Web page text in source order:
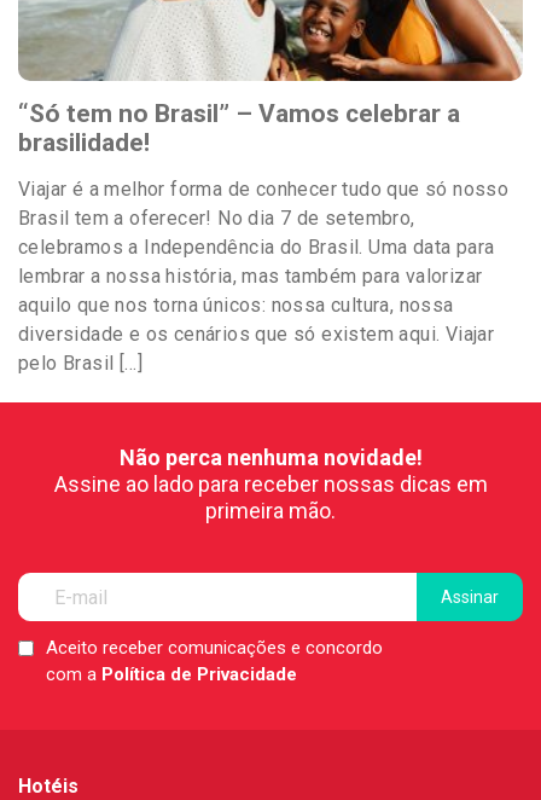
“Só tem no Brasil” – Vamos celebrar a
brasilidade!
Viajar é a melhor forma de conhecer tudo que só nosso
Brasil tem a oferecer! No dia 7 de setembro,
celebramos a Independência do Brasil. Uma data para
lembrar a nossa história, mas também para valorizar
aquilo que nos torna únicos: nossa cultura, nossa
diversidade e os cenários que só existem aqui. Viajar
pelo Brasil […]
Não perca nenhuma novidade!
Assine ao lado para receber nossas dicas em
primeira mão.
LGPDAceito receber comunicações e concordo
com a Política de Privacidade
Hotéis